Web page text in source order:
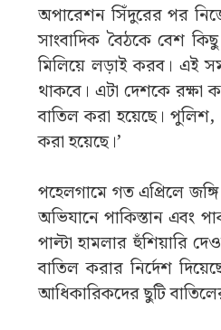
অপারেশন সিঁদুরের পর
সাংবাদিক বৈঠকে বেশ কিছু
মিলিয়ে লড়াই করব। এই
থাকবে। এটা দেশকে
বাতিল করা হয়েছে।
করা হয়েছে।’
পহেলগামে গত এপ্রিলে
অভিযানে পাকিস্তান এবং
পাল্টা হামলার হুঁশিয়ারি
বাতিল করার নির্দেশ
আধিকারিকদের ছুটি